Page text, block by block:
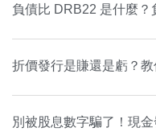
負債比 DRB22 是什麼？
折價發行是賺還是虧？
別被股息數字騙了！現